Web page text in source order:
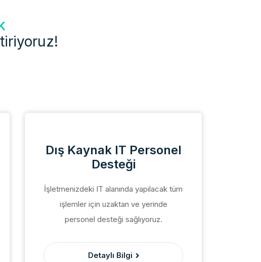
Dış Kaynak IT Personel
Desteği
İşletmenizdeki IT alanında yapılacak tüm
işlemler için uzaktan ve yerinde
personel desteği sağlıyoruz.
Detaylı Bilgi